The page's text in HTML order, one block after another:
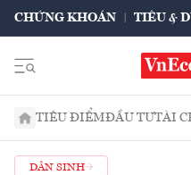
CHỨNG KHOÁN TIÊU &
TIÊU ĐIỂMĐẦU TƯTÀI
DÂN SINH